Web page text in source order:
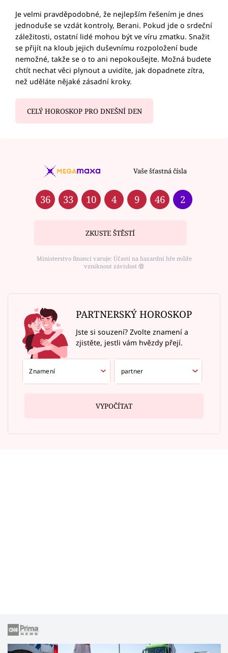
Je velmi pravděpodobné, že nejlepším řešením je dnes
jednoduše se vzdát kontroly, Berani. Pokud jde o srdeční
záležitosti, ostatní lidé mohou být ve víru zmatku. Snažit
se přijít na kloub jejich duševnímu rozpoložení bude
nemožné, takže se o to ani nepokoušejte. Možná budete
chtít nechat věci plynout a uvidíte, jak dopadnete zítra,
než uděláte nějaké zásadní kroky.
CELÝ HOROSKOP PRO DNEŠNÍ DEN
Vaše šťastná čísla
36 33 10 4 9 46 2
ZKUSTE ŠTĚSTÍ
Ministerstvo financí varuje: Účastí na hazardní hře může
vzniknout závislost ⑱
PARTNERSKÝ HOROSKOP
Jste si souzení? Zvolte znamení a
zjistěte, jestli vám hvězdy přejí.
VYPOČÍTAT